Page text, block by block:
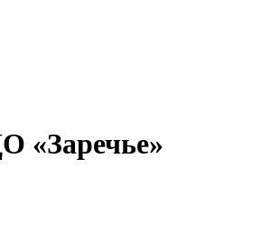
«Заречье»